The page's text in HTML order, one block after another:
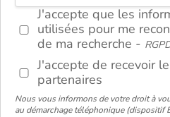
J'accepte que les
utilisées pour me
de ma recherche -
J'accepte de recevoir
partenaires
Nous vous informons de votre droit à
au démarchage téléphonique (dispositif